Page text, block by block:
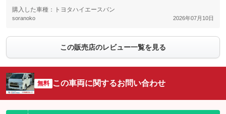
購入した車種：トヨタハイエースバン
soranoko 2026年07月10日
この販売店のレビュー一覧を見る
無料 この車両に関するお問い合わせ